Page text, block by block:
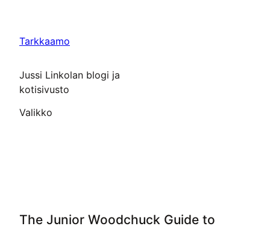
Tarkkaamo
Jussi Linkolan blogi ja
kotisivusto
Valikko
The Junior Woodchuck Guide to